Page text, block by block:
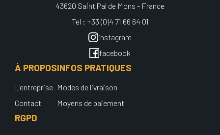
43620 Saint Pal de Mons - France
Tel : +33 (0)4 71 66 64 01
instagram
facebook
À PROPOS
L'entreprise
Contact
INFOS PRATIQUES
Modes de livraison
Moyens de paiement
RGPD